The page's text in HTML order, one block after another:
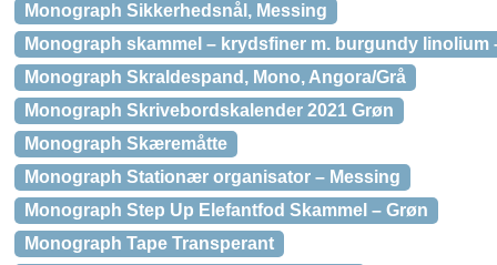
Monograph Sikkerhedsnål, Messing
Monograph skammel – krydsfiner m. burgundy linolium
Monograph Skraldespand, Mono, Angora/Grå
Monograph Skrivebordskalender 2021 Grøn
Monograph Skæremåtte
Monograph Stationær organisator – Messing
Monograph Step Up Elefantfod Skammel – Grøn
Monograph Tape Transperant